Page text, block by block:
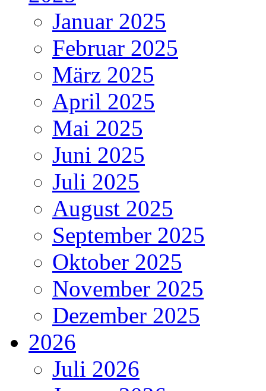
Januar 2025
Februar 2025
März 2025
April 2025
Mai 2025
Juni 2025
Juli 2025
August 2025
September 2025
Oktober 2025
November 2025
Dezember 2025
2026
Juli 2026